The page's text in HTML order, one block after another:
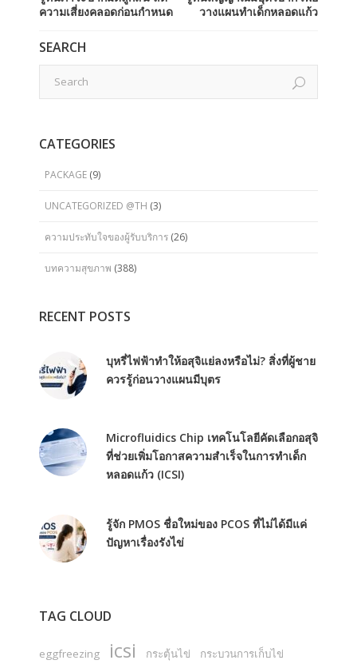
ความเสี่ยงคลอดก่อนกำหนด
วางแผนทำเด็กหลอดแก้ว
SEARCH
CATEGORIES
PACKAGE (9)
UNCATEGORIZED @TH (3)
ความประทับใจของผู้รับบริการ (26)
บทความสุขภาพ (388)
RECENT POSTS
บุหรี่ไฟฟ้าทำให้อสุจิแย่ลงหรือไม่? สิ่งที่ผู้ชาย
ควรรู้ก่อนวางแผนมีบุตร
Microfluidics Chip เทคโนโลยีคัดเลือกอสุจิ
ที่ช่วยเพิ่มโอกาสความสำเร็จในการทำเด็ก
หลอดแก้ว (ICSI)
รู้จัก PMOS ชื่อใหม่ของ PCOS ที่ไม่ได้มีแค่
ปัญหาเรื่องรังไข่
TAG CLOUD
eggfreezing icsi กระตุ้นไข่
กระบวนการเก็บไข่